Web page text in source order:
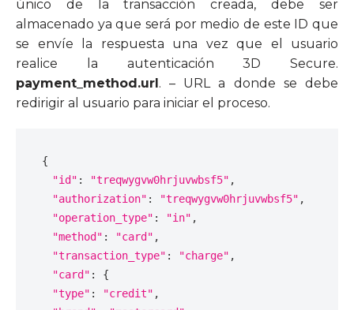
único de la transacción creada, debe ser
almacenado ya que será por medio de este ID que
se envíe la respuesta una vez que el usuario
realice la autenticación 3D Secure.
payment_method.url . – URL a donde se debe
redirigir al usuario para iniciar el proceso.
{
"id" : "treqwygvw0hrjuvwbsf5" ,
"authorization" : "treqwygvw0hrjuvwbsf5" ,
"operation_type" : "in" ,
"method" : "card" ,
"transaction_type" : "charge" ,
"card" :
{
"type" : "credit" ,